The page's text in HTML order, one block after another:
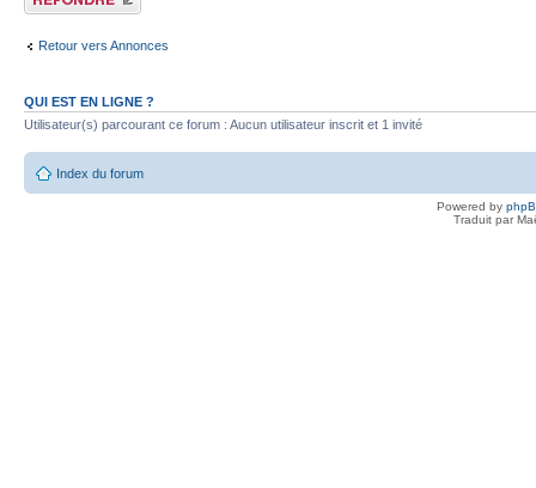
Retour vers Annonces
QUI EST EN LIGNE ?
Utilisateur(s) parcourant ce forum : Aucun utilisateur inscrit et 1 invité
Index du forum
Powered by
Traduit par